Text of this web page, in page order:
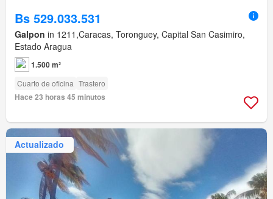
Bs 529.033.531
Galpon in 1211,Caracas, Toronguey, Capital San Casimiro,
Estado Aragua
1.500 m²
Cuarto de oficina Trastero
Hace 23 horas 45 minutos
Actualizado